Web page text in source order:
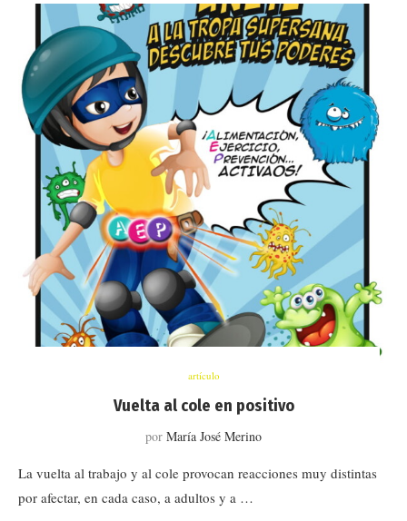
artículo
Vuelta al cole en positivo
por María José Merino
La vuelta al trabajo y al cole provocan reacciones muy distintas
por afectar, en cada caso, a adultos y a …